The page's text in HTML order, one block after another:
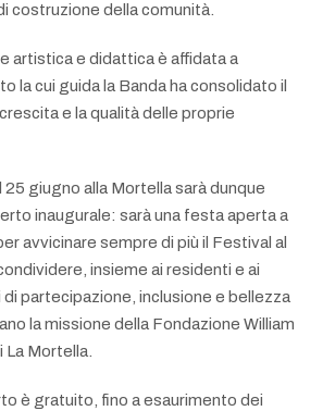
costruzione della comunità.
artistica e didattica è affidata a
la cui guida la Banda ha consolidato il
e la qualità delle proprie
giugno alla Mortella sarà dunque
inaugurale: sarà una festa aperta a
avvicinare sempre di più il Festival al
insieme ai residenti e ai
partecipazione, inclusione e bellezza
la missione della Fondazione William
La Mortella.
è gratuito, fino a esaurimento dei